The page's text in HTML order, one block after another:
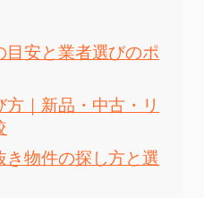
目安と業者選びのポ
方｜新品・中古・リ
き物件の探し方と選